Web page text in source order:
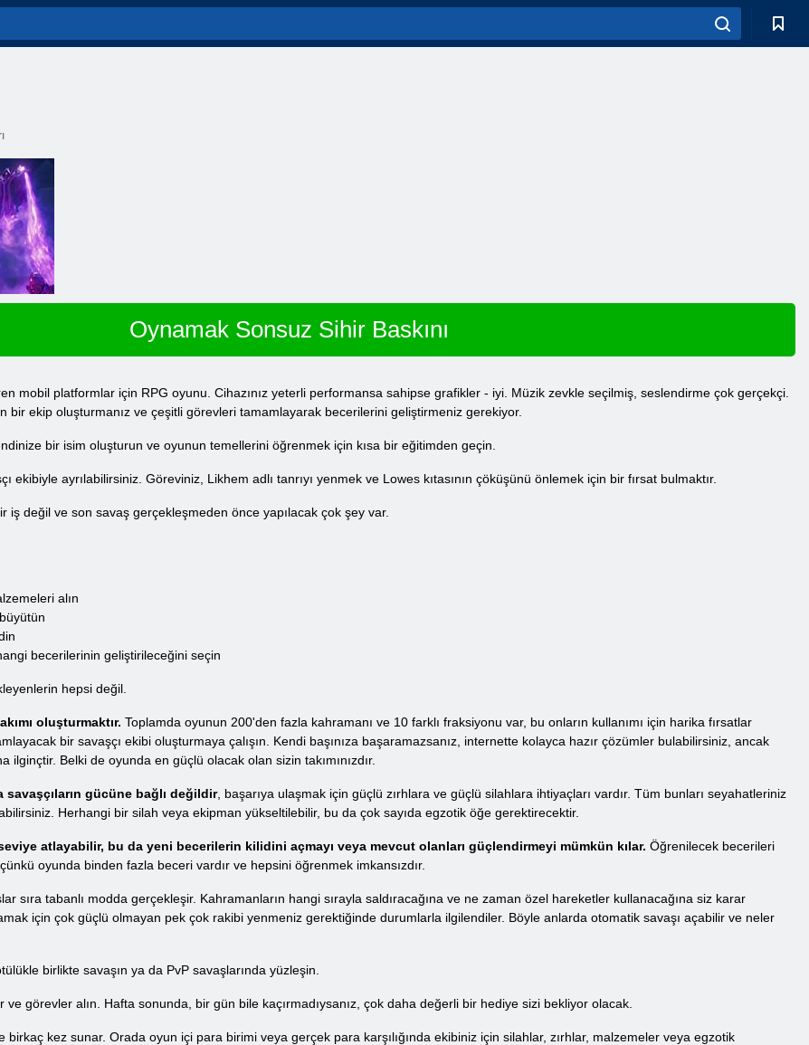
Oynamak Sonsuz Sihir Baskını
mobil platformlar için RPG oyunu. Cihazınız yeterli performansa sahipse grafikler - iyi. Müzik zevkle seçilmiş, seslendirme çok gerçekçi.
bir ekip oluşturmanız ve çeşitli görevleri tamamlayarak becerilerini geliştirmeniz gerekiyor.
bir isim oluşturun ve oyunun temellerini öğrenmek için kısa bir eğitimden geçin.
ekibiyle ayrılabilirsiniz. Göreviniz, Likhem adlı tanrıyı yenmek ve Lowes kıtasının çöküşünü önlemek için bir fırsat bulmaktır.
iş değil ve son savaş gerçekleşmeden önce yapılacak çok şey var.
alın
becerilerinin geliştirileceğini seçin
hepsi değil.
oluşturmaktır. Toplamda oyunun 200'den fazla kahramanı ve 10 farklı fraksiyonu var, bu onların kullanımı için harika fırsatlar
bir savaşçı ekibi oluşturmaya çalışın. Kendi başınıza başaramazsanız, internette kolayca hazır çözümler bulabilirsiniz, ancak
ilginçtir. Belki de oyunda en güçlü olacak olan sizin takımınızdır.
savaşçıların gücüne bağlı değildir, başarıya ulaşmak için güçlü zırhlara ve güçlü silahlara ihtiyaçları vardır. Tüm bunları seyahatleriniz
Herhangi bir silah veya ekipman yükseltilebilir, bu da çok sayıda egzotik öğe gerektirecektir.
seviye atlayabilir, bu da yeni becerilerin kilidini açmayı veya mevcut olanları güçlendirmeyi mümkün kılar. Öğrenilecek becerileri
oyunda binden fazla beceri vardır ve hepsini öğrenmek imkansızdır.
sıra tabanlı modda gerçekleşir. Kahramanların hangi sırayla saldıracağına ve ne zaman özel hareketler kullanacağına siz karar
için çok güçlü olmayan pek çok rakibi yenmeniz gerektiğinde durumlarla ilgilendiler. Böyle anlarda otomatik savaşı açabilir ve neler
birlikte savaşın ya da PvP savaşlarında yüzleşin.
görevler alın. Hafta sonunda, bir gün bile kaçırmadıysanız, çok daha değerli bir hediye sizi bekliyor olacak.
kez sunar. Orada oyun içi para birimi veya gerçek para karşılığında ekibiniz için silahlar, zırhlar, malzemeler veya egzotik